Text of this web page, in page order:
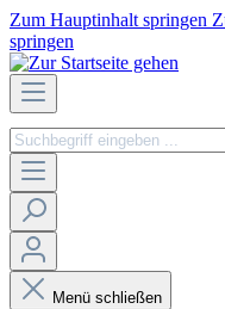
Zum Hauptinhalt springen
springen
Menü schließen